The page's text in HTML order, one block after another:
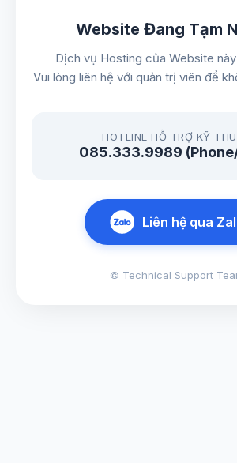
Website Đang Tạm
Dịch vụ Hosting của Website
Vui lòng liên hệ với quản trị viên để
HOTLINE HỖ TRỢ KỸ
085.333.9989
Liên hệ qua
© Technical Support